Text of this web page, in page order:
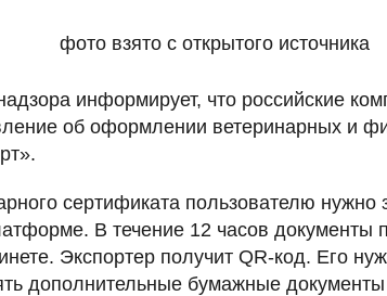
фото взято с открытого источника
информирует, что российские
об оформлении ветеринарных и
сертификата пользователю нужно
В течение 12 часов документы
Экспортер получит QR-код. Его
дополнительные бумажные